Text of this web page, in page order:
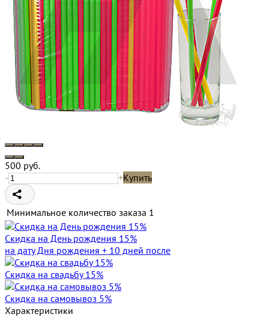
500 руб.
-
+Купить
Минимальное количество заказа 1
Скидка на День рождения 15%
на дату Дня рождения + 10 дней после
Скидка на свадьбу 15%
Скидка на самовывоз 5%
Характеристики